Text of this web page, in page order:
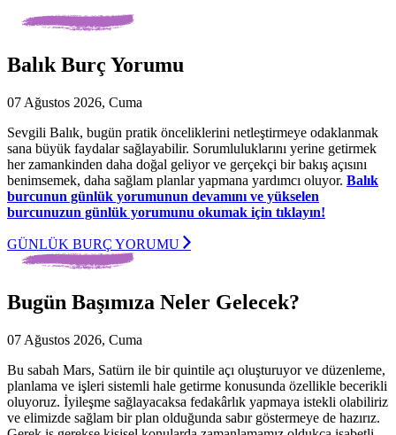
Balık Burç Yorumu
07 Ağustos 2026, Cuma
Sevgili Balık, bugün pratik önceliklerini netleştirmeye odaklanmak
sana büyük faydalar sağlayabilir. Sorumluluklarını yerine getirmek
her zamankinden daha doğal geliyor ve gerçekçi bir bakış açısını
benimsemek, daha sağlam planlar yapmana yardımcı oluyor. Balık
burcunun günlük yorumunun devamını ve yükselen
burcunuzun günlük yorumunu okumak için tıklayın!
GÜNLÜK BURÇ YORUMU
Bugün Başımıza Neler Gelecek?
07 Ağustos 2026, Cuma
Bu sabah Mars, Satürn ile bir quintile açı oluşturuyor ve düzenleme,
planlama ve işleri sistemli hale getirme konusunda özellikle becerikli
oluyoruz. İyileşme sağlayacaksa fedakârlık yapmaya istekli olabiliriz
ve elimizde sağlam bir plan olduğunda sabır göstermeye de hazırız.